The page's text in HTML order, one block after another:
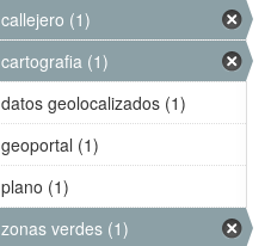
callejero (1)
cartografia (1)
datos geolocalizados (1)
geoportal (1)
plano (1)
zonas verdes (1)